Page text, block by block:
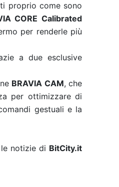
proprio come sono
CORE Calibrated
per renderle più
a due esclusive
BRAVIA CAM, che
per ottimizzare di
gestuali e la
notizie di BitCity.it